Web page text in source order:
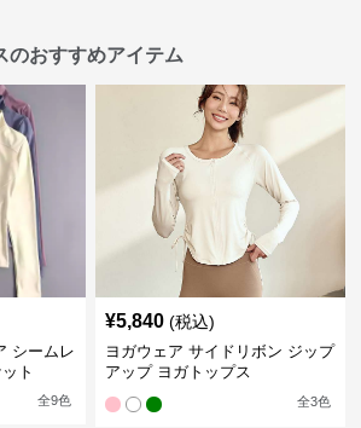
のおすすめアイテム
シームレ
ト
全9色
¥5,840 (税込)
ヨガウェア サイドリボン ジップ
アップ ヨガトップス
全3色